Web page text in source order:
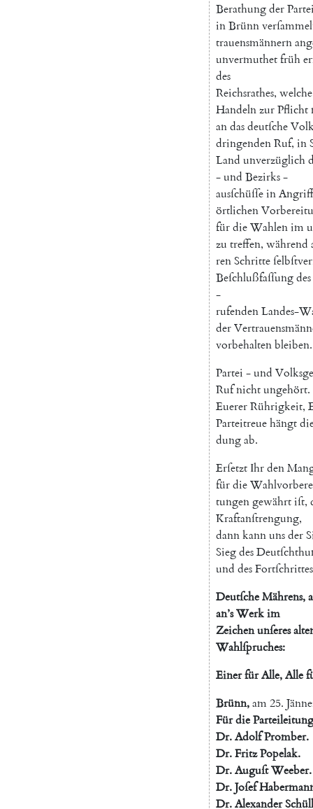
Berathungder
inBrünn
trauensmännern
unvermuthetfrüh
des
Reichsrathes, welche
HandelnzurPflicht
andasdeutſche
dringendenRuf, in
Land unverzüglich
-und Bezirks-
ausſchüſſeinAngriff
örtlichen
fürdieWahlenim
zu treffen, während
renSchritte
Beſchlußfaſſungdes
-
rufendenLandes-
der
vorbehaltenbleiben.
Partei -und
Rufnichtungehört.
EuererRührigkeit,
Parteitreuehängt
dungab.
Erſetzt Ihrden
fürdie
tungengewährtiſt,
Kraftanſtrengung,
dannkannunsder
Siegdes
und desFortſchrittes
DeutſcheMährens,
an’sWerkim
Zeichenunſeres
Wahlſpruches:
EinerfürAlle,Alle
Brünn,am25.
FürdieParteileitung
Dr.AdolfPromber.
Dr.FritzPopelak.
Dr.AuguſtWeeber.
Dr.Joſef
Dr.Alexander